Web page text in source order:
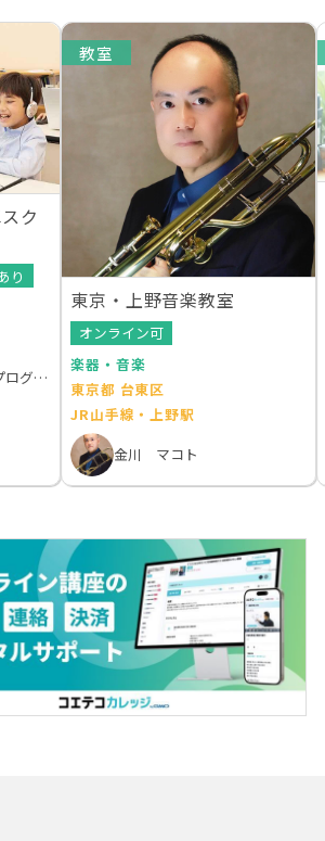
ク
り
QUREO（キュレオ）プログラミング教室
教室
東京・上野音楽教室
オンライン可
楽器・音楽
東京都 台東区
JR山手線・上野駅
金川 マコト